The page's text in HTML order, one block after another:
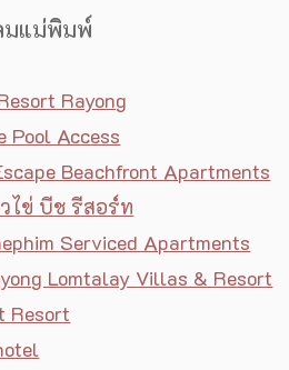
มแม่พิมพ์
Rayong
Pool Access
Beachfront Apartments
ไข่ บีช รีสอร์ท
Serviced Apartments
Lomtalay Villas & Resort
Resort